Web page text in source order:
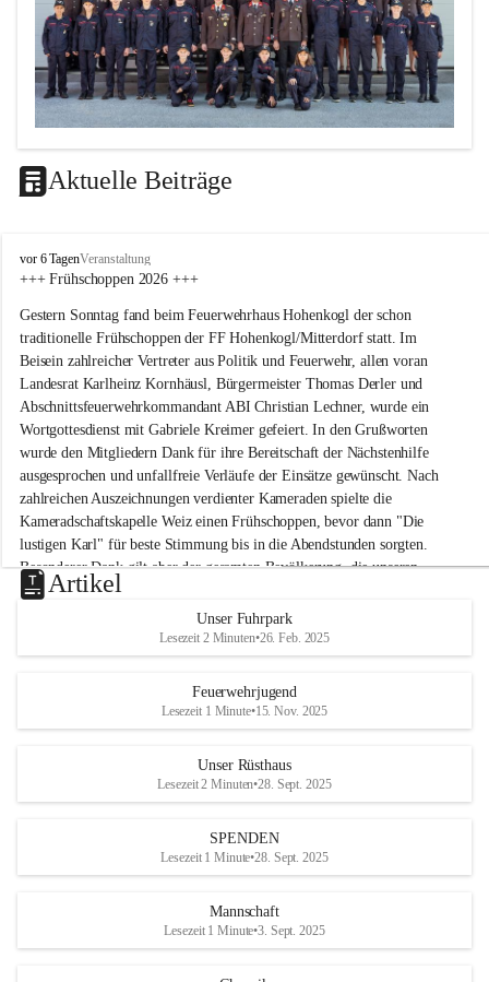
Aktuelle Beiträge
F
F
o
h
e
n
k
o
g
l
-
M
i
t
t
e
r
r
vor 6 TagenVeranstaltung
+++ Frühschoppen 2026 +++
Gestern Sonntag fand beim Feuerwehrhaus Hohenkogl der schon
traditionelle Frühschoppen der FF Hohenkogl/Mitterdorf statt. Im
Beisein zahlreicher Vertreter aus Politik und Feuerwehr, allen voran
Landesrat Karlheinz Kornhäusl, Bürgermeister Thomas Derler und
Abschnittsfeuerwehrkommandant ABI Christian Lechner, wurde ein
Wortgottesdienst mit Gabriele Kreimer gefeiert. In den Grußworten
wurde den Mitgliedern Dank für ihre Bereitschaft der Nächstenhilfe
ausgesprochen und unfallfreie Verläufe der Einsätze gewünscht. Nach
zahlreichen Auszeichnungen verdienter Kameraden spielte die
Kameradschaftskapelle Weiz einen Frühschoppen, bevor dann "Die
lustigen Karl" für beste Stimmung bis in die Abendstunden sorgten.
Besonderer Dank gilt aber der gesamten Bevölkerung, die unseren
Frühschoppen trotz hochsommerlichen Temperaturen besuchte. Der
Reinerlös des Festes kommt natürlich wieder der Verbesserung der
Ausrüstung und somit der Einsatzbereitschaft der FF
Hohenkogl/Mitterdorf zugute!
HERZLICHEN DANK FÜR IHREN BESUCH!
Artikel
Unser Fuhrpark
Lesezeit 2 Minuten•26. Feb. 2025
Feuerwehrjugend
Lesezeit 1 Minute•15. Nov. 2025
Unser Rüsthaus
Lesezeit 2 Minuten•28. Sept. 2025
SPENDEN
Lesezeit 1 Minute•28. Sept. 2025
Mannschaft
Lesezeit 1 Minute•3. Sept. 2025